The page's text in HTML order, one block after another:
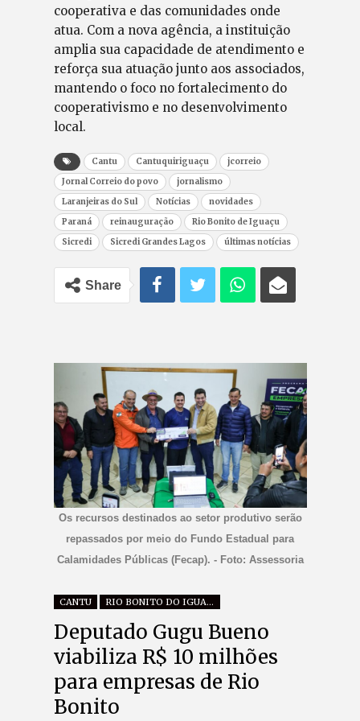
cooperativa e das comunidades onde
atua. Com a nova agência, a instituição
amplia sua capacidade de atendimento e
reforça sua atuação junto aos associados,
mantendo o foco no fortalecimento do
cooperativismo e no desenvolvimento
local.
Cantu Cantuquiriguaçu
jcorreio
Jornal Correio do povo
jornalismo
Laranjeiras do Sul
Notícias
novidades
Paraná
reinauguração
Rio Bonito de Iguaçu
Sicredi
Sicredi Grandes Lagos últimas notícias
Share
Os recursos destinados ao setor produtivo serão
repassados por meio do Fundo Estadual para
Calamidades Públicas (Fecap). - Foto: Assessoria
CANTU RIO BONITO DO IGUAÇU
Deputado Gugu Bueno
viabiliza R$ 10 milhões
para empresas de Rio
Bonito